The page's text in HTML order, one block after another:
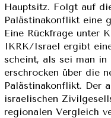
Hauptsitz. Folgt auf
Palästinakonflikt eine
Eine Rückfrage unter
IKRK/Israel ergibt
scheint, als sei man
erschrocken über die
Palästinakonflikt. Der
israelischen
regionalen Vergleich